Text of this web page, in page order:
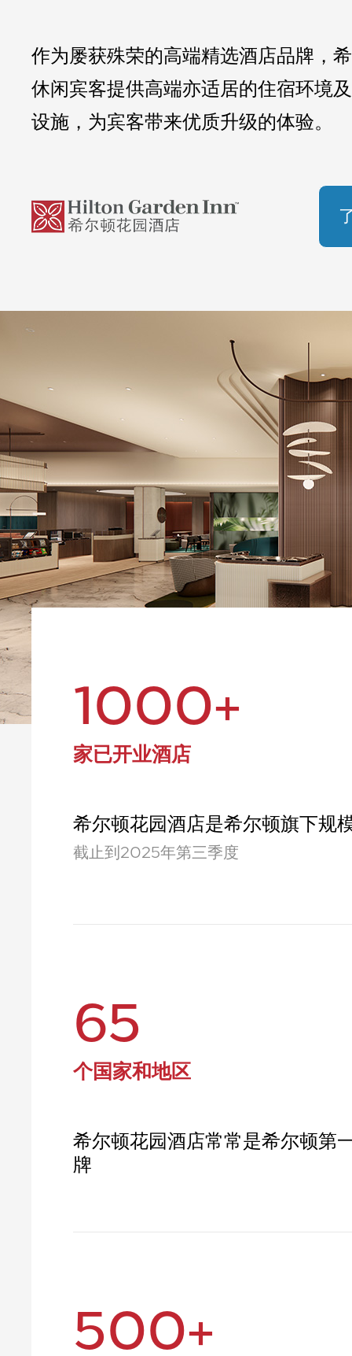
作为屡获殊荣的高端精选酒店品牌，
休闲宾客提供高端亦适居的住宿环境
设施，为宾客带来优质升级的体验。
1000+
家已开业酒店
希尔顿花园酒店是希尔顿旗下规
截止到2025年第三季度
65
个国家和地区
希尔顿花园酒店常常是希尔顿第
牌
500+